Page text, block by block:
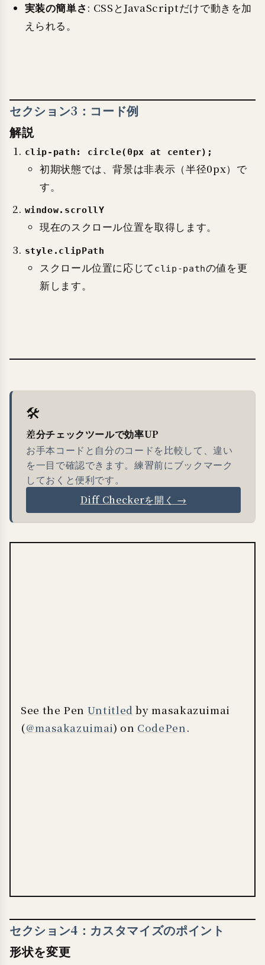
実装の簡単さ : CSSとJavaScriptだけで動きを加
えられる。
セクション3：コード例
解説
clip-path: circle(0px at center);
初期状態では、背景は非表示（半径0px）で
す。
window.scrollY
現在のスクロール位置を取得します。
style.clipPath
スクロール位置に応じて clip-pathの値を更
新します。
🛠
差分チェックツールで効率UP
お手本コードと自分のコードを比較して、違い
を一目で確認できます。練習前にブックマーク
しておくと便利です。
Diff Checkerを開く →
See the Pen Untitled by masakazuimai
(@masakazuimai) on CodePen.
セクション4：カスタマイズのポイント
形状を変更